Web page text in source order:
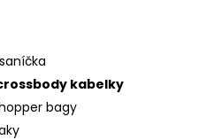
kabelky
bagy